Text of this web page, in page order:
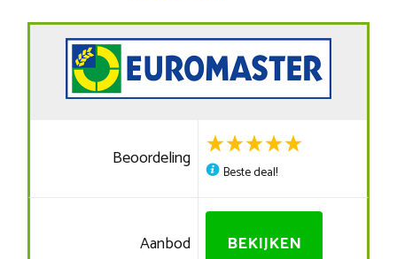
Beoordeling
Beste deal!
Aanbod BEKIJKEN